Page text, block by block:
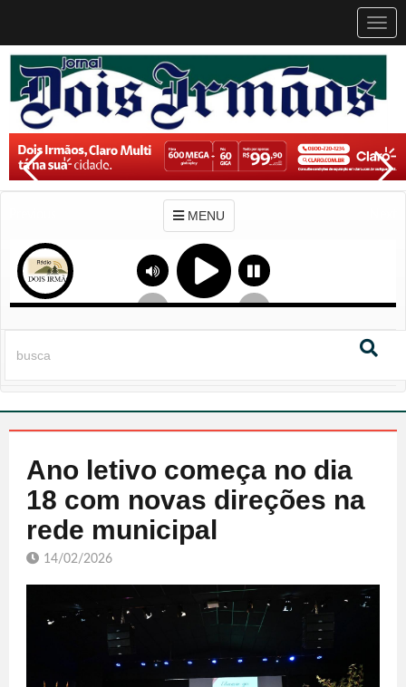
MENU
Ano letivo começa no dia
18 com novas direções na
rede municipal
14/02/2026